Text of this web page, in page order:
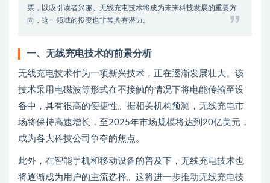
票，以吸引读者兴趣。无线充电技术将成为未来科技发展的重要方
向，这一领域的投资也非常具有潜力。
一、无线充电技术的前景分析
无线充电技术作为一项新兴技术，正在逐渐发展壮大。该
技术采用电磁波等形式在不接触的情况下将电能传输至设
备中，具有很高的便捷性。据相关机构预测，无线充电市
场将保持高速增长，至2025年市场规模将达到20亿美元，
成为各大科技公司争夺的焦点。
此外，在智能手机和移动设备的普及下，无线充电技术也
将逐渐成为用户的主流选择。这将进一步推动无线充电技